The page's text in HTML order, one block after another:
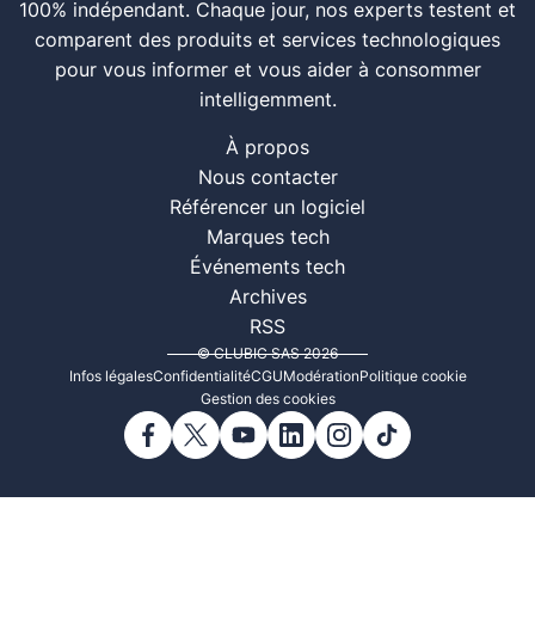
100% indépendant. Chaque jour, nos experts testent et
comparent des produits et services technologiques
pour vous informer et vous aider à consommer
intelligemment.
À propos
Nous contacter
Référencer un logiciel
Marques tech
Événements tech
Archives
RSS
© CLUBIC SAS 2026
Infos légalesConfidentialitéCGUModérationPolitique cookie
Gestion des cookies